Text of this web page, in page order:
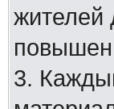
жителей
3.